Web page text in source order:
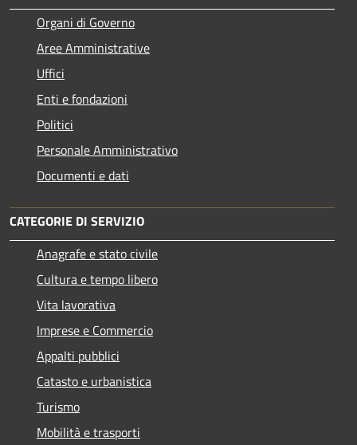
Organi di Governo
Aree Amministrative
Uffici
Enti e fondazioni
Politici
Personale Amministrativo
Documenti e dati
CATEGORIE DI SERVIZIO
Anagrafe e stato civile
Cultura e tempo libero
Vita lavorativa
Imprese e Commercio
Appalti pubblici
Catasto e urbanistica
Turismo
Mobilità e trasporti